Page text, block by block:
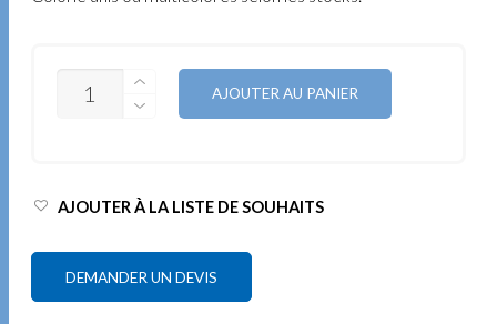
QUANTITÉ
AJOUTER AU PANIER
AJOUTER À LA LISTE DE SOUHAITS
DEMANDER UN DEVIS